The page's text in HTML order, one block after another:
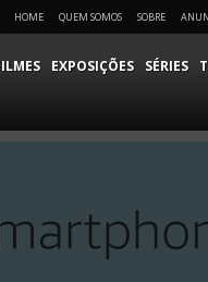
HOME QUEM SOMOS SOBRE
EXPOSIÇÕES SÉRIES